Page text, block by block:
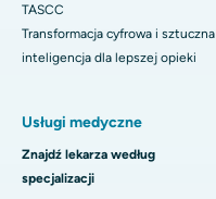
TASCC
Transformacja cyfrowa i sztuczna
inteligencja dla lepszej opieki
Usługi medyczne
Znajdź lekarza według
specjalizacji